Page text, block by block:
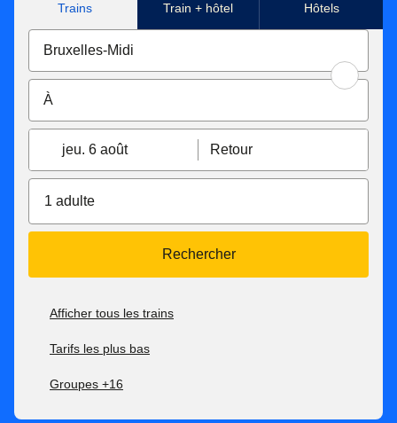
Trains Train + hôtel Hôtels
jeu. 6 août Retour
1 adulte
Rechercher
Afficher tous les trains
Tarifs les plus bas
Groupes +16